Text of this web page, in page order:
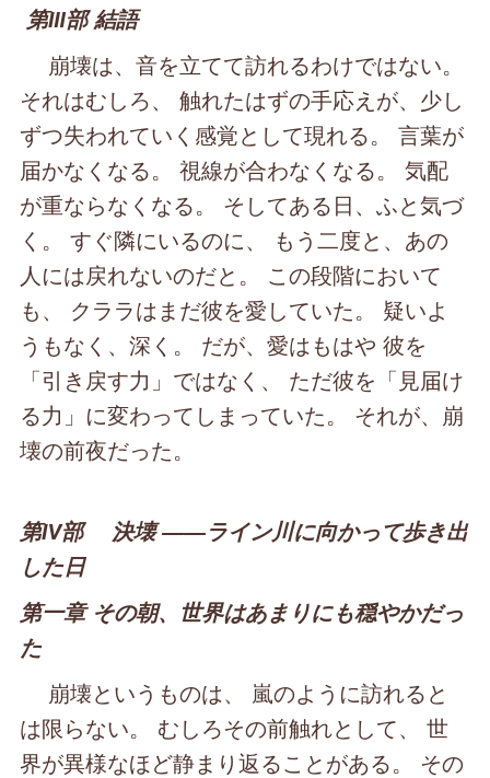
第Ⅲ部 結語
崩壊は、音を立てて訪れるわけではない。
それはむしろ、 触れたはずの手応えが、少し
ずつ失われていく感覚として現れる。 言葉が
届かなくなる。 視線が合わなくなる。 気配
が重ならなくなる。 そしてある日、ふと気づ
く。 すぐ隣にいるのに、 もう二度と、あの
人には戻れないのだと。 この段階において
も、 クララはまだ彼を愛していた。 疑いよ
うもなく、深く。 だが、愛はもはや 彼を
「引き戻す力」ではなく、 ただ彼を「見届け
る力」に変わってしまっていた。 それが、崩
壊の前夜だった。
第Ⅳ部 決壊 ――ライン川に向かって歩き出
した日
第一章 その朝、世界はあまりにも穏やかだっ
た
崩壊というものは、 嵐のように訪れると
は限らない。 むしろその前触れとして、 世
界が異様なほど静まり返ることがある。 その